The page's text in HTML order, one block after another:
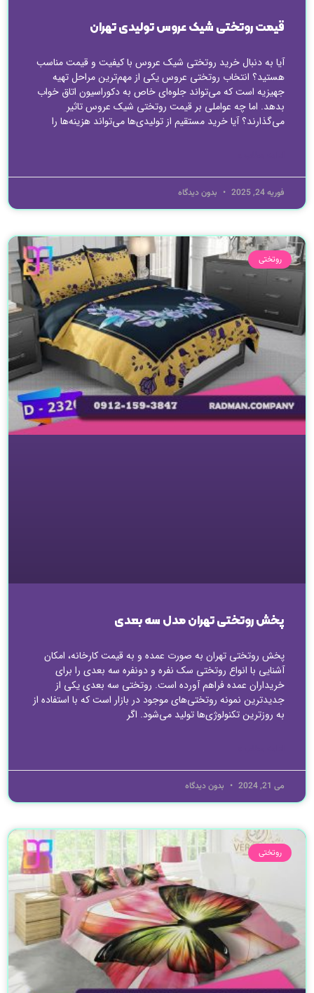
قیمت روتختی شیک عروس تولیدی تهران
آیا به دنبال خرید روتختی شیک عروس با کیفیت و قیمت مناسب
هستید؟ انتخاب روتختی عروس یکی از مهم‌ترین مراحل تهیه
جهیزیه است که می‌تواند جلوه‌ای خاص به دکوراسیون اتاق خواب
بدهد. اما چه عواملی بر قیمت روتختی شیک عروس تاثیر
می‌گذارند؟ آیا خرید مستقیم از تولیدی‌ها می‌تواند هزینه‌ها را
فوریه 24, 2025 بدون دیدگاه
روتختی
پخش روتختی تهران مدل سه بعدی
پخش روتختی تهران به صورت عمده و به قیمت کارخانه، امکان
آشنایی با انواع روتختی سک نفره و دونفره سه بعدی را برای
خریداران عمده فراهم آورده است. روتختی سه بعدی یکی از
جدیدترین نمونه روتختی‌های موجود در بازار است که با استفاده از
به روزترین تکنولوژی‌ها تولید می‌شود. اگر
می 21, 2024 بدون دیدگاه
روتختی